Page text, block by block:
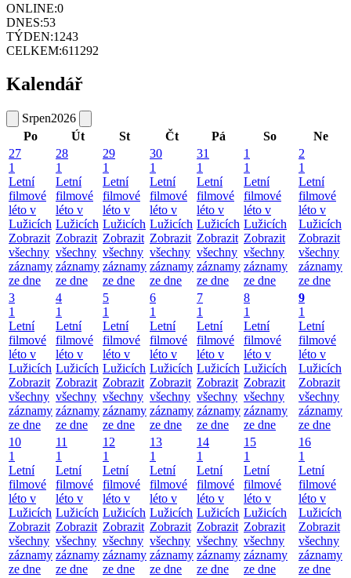
ONLINE:0
DNES:53
TÝDEN:1243
CELKEM:611292
Kalendář
Srpen2026
Po
Út St Čt Pá So
Ne
27
1
Letní
filmové
léto v
Lužicích
Zobrazit
všechny
záznamy
ze dne
28
1
Letní
filmové
léto v
Lužicích
Zobrazit
všechny
záznamy
ze dne
29
1
Letní
filmové
léto v
Lužicích
Zobrazit
všechny
záznamy
ze dne
30
1
Letní
filmové
léto v
Lužicích
Zobrazit
všechny
záznamy
ze dne
31
1
Letní
filmové
léto v
Lužicích
Zobrazit
všechny
záznamy
ze dne
1
1
Letní
filmové
léto v
Lužicích
Zobrazit
všechny
záznamy
ze dne
2
1
Letní
filmové
léto v
Lužicích
Zobrazit
všechny
záznamy
ze dne
3
1
Letní
filmové
léto v
Lužicích
Zobrazit
všechny
záznamy
ze dne
4
1
Letní
filmové
léto v
Lužicích
Zobrazit
všechny
záznamy
ze dne
5
1
Letní
filmové
léto v
Lužicích
Zobrazit
všechny
záznamy
ze dne
6
1
Letní
filmové
léto v
Lužicích
Zobrazit
všechny
záznamy
ze dne
7
1
Letní
filmové
léto v
Lužicích
Zobrazit
všechny
záznamy
ze dne
8
1
Letní
filmové
léto v
Lužicích
Zobrazit
všechny
záznamy
ze dne
9
1
Letní
filmové
léto v
Lužicích
Zobrazit
všechny
záznamy
ze dne
10
1
Letní
filmové
léto v
Lužicích
Zobrazit
všechny
záznamy
ze dne
11
1
Letní
filmové
léto v
Lužicích
Zobrazit
všechny
záznamy
ze dne
12
1
Letní
filmové
léto v
Lužicích
Zobrazit
všechny
záznamy
ze dne
13
1
Letní
filmové
léto v
Lužicích
Zobrazit
všechny
záznamy
ze dne
14
1
Letní
filmové
léto v
Lužicích
Zobrazit
všechny
záznamy
ze dne
15
1
Letní
filmové
léto v
Lužicích
Zobrazit
všechny
záznamy
ze dne
16
1
Letní
filmové
léto v
Lužicích
Zobrazit
všechny
záznamy
ze dne